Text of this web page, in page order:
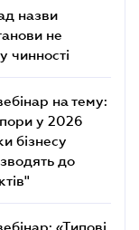
назви
не
чинності
на тему:
у 2026
бізнесу
до
«Типові